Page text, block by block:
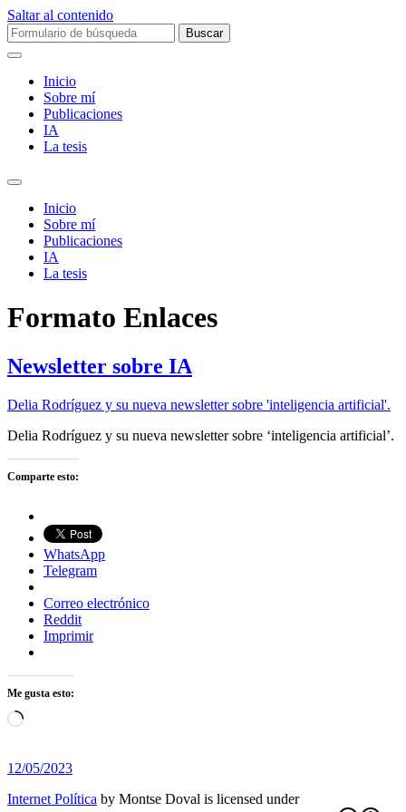
Saltar al contenido
Buscar:
Inicio
Sobre mí­
Publicaciones
IA
La tesis
Alternar
campo
búsqueda
Inicio
Sobre mí­
Publicaciones
IA
La tesis
Formato Enlaces
Newsletter sobre IA
Delia Rodríguez y su nueva newsletter sobre 'inteligencia artificial'.
Delia Rodríguez y su nueva newsletter sobre ‘inteligencia artificial’.
Comparte esto:
WhatsApp
Telegram
Correo electrónico
Reddit
Imprimir
Me gusta esto:
Cargando...
12/05/2023
Internet Política by Montse Doval is licensed under